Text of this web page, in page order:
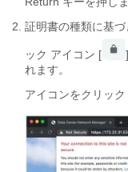
証明書の種類に基
ック アイコン [
れます。
アイコンをクリック